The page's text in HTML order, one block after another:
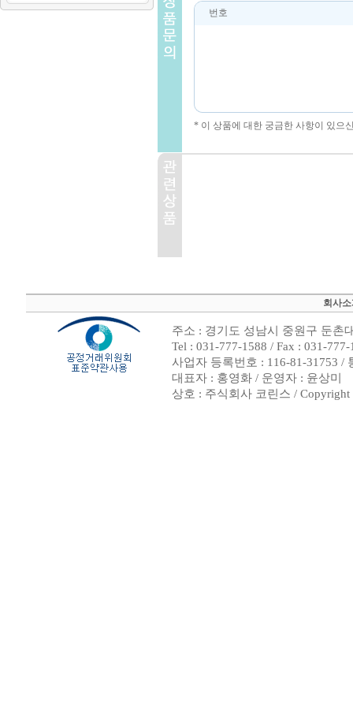
번호
* 이 상품에 대한 궁금한 사항이 있으
회사소
주소 : 경기도 성남시 중원구 둔촌
Tel : 031-777-1588 / Fax : 031-
사업자 등록번호 : 116-81-31753 /
대표자 : 홍영화 / 운영자 : 윤상미
상호 : 주식회사 코린스 /